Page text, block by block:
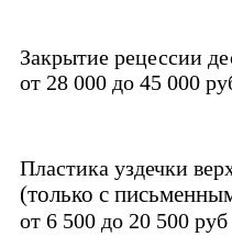
Закрытие рецессии
от 28 000 до 45 000
Пластика уздечки
(только с
от 6 500 до 20 500 руб